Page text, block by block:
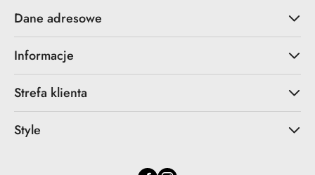
Dane adresowe
Informacje
Strefa klienta
Style